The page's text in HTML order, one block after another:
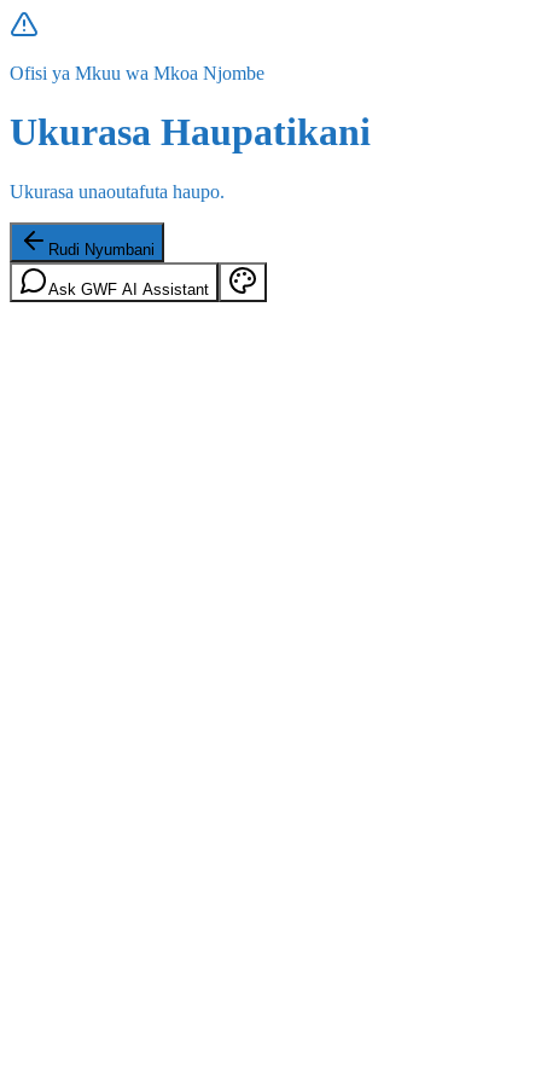
Ofisi ya Mkuu wa Mkoa Njombe
Ukurasa Haupatikani
Ukurasa unaoutafuta haupo.
Rudi Nyumbani
Ask GWF AI Assistant